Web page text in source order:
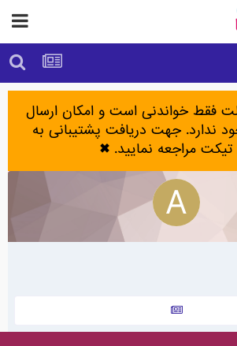
فقط خواندنی است و امکان ارسال
ندارد. جهت دریافت پشتیبانی به
مراجعه نمایید.✖